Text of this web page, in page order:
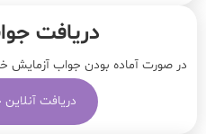
دریافت
در صورت آماده بودن جواب آزمایش
دریافت